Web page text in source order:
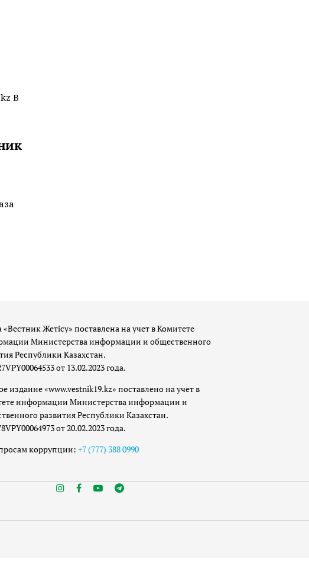
В
«Вестник Жетісу» поставлена на учет в Комитете
Министерства информации и общественного
Республики Казахстан.
от 13.02.2023 года.
издание «www.vestnik19.kz» поставлено на учет в
информации Министерства информации и
развития Республики Казахстан.
от 20.02.2023 года.
коррупции: +7 (777) 388 0990